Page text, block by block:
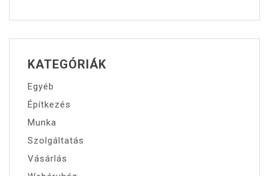
KATEGÓRIÁK
Egyéb
Építkezés
Munka
Szolgáltatás
Vásárlás